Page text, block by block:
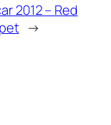
2012 – Red
→